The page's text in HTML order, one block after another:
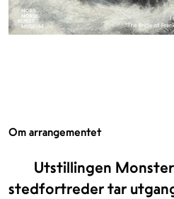
Om arrangementet
Utstillingen
stedfortreder tar